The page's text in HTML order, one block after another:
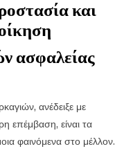
και
ασφαλείας
ανέδειξε με
επέμβαση, είναι τα
φαινόμενα στο μέλλον.